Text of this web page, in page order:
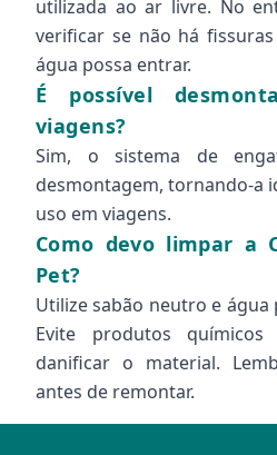
utilizada ao ar livre. No
verificar se não há
água possa entrar.
É possível
viagens?
Sim, o sistema de
desmontagem, tornando-a
uso em viagens.
Como devo limpar a
Pet?
Utilize sabão neutro e
Evite produtos
danificar o material.
antes de remontar.